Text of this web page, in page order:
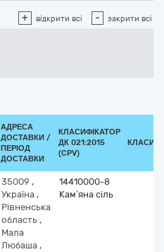
+ відкрити всі - закрити всі
АДРЕСА
ДОСТАВКИ /
ПЕРІОД
ДОСТАВКИ
КЛАСИФІКАТОР
ДК 021:2015
(CPV)
35009 ,
Україна ,
Рівненська
область ,
Мала
Любаша ,
14410000-8
Кам’яна сіль